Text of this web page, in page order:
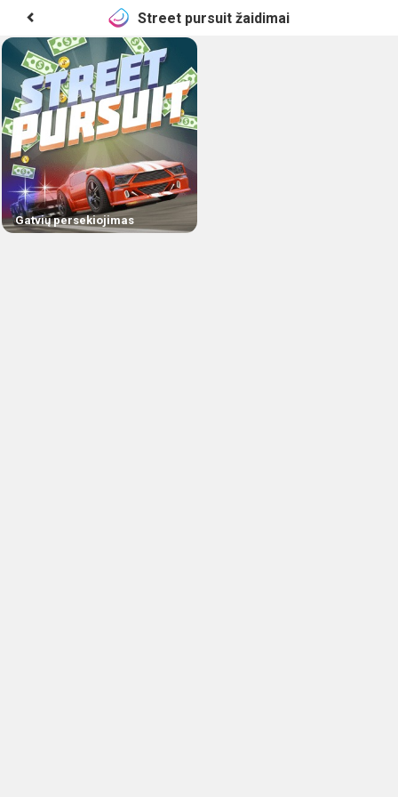
Street pursuit žaidimai
Gatvių persekiojimas